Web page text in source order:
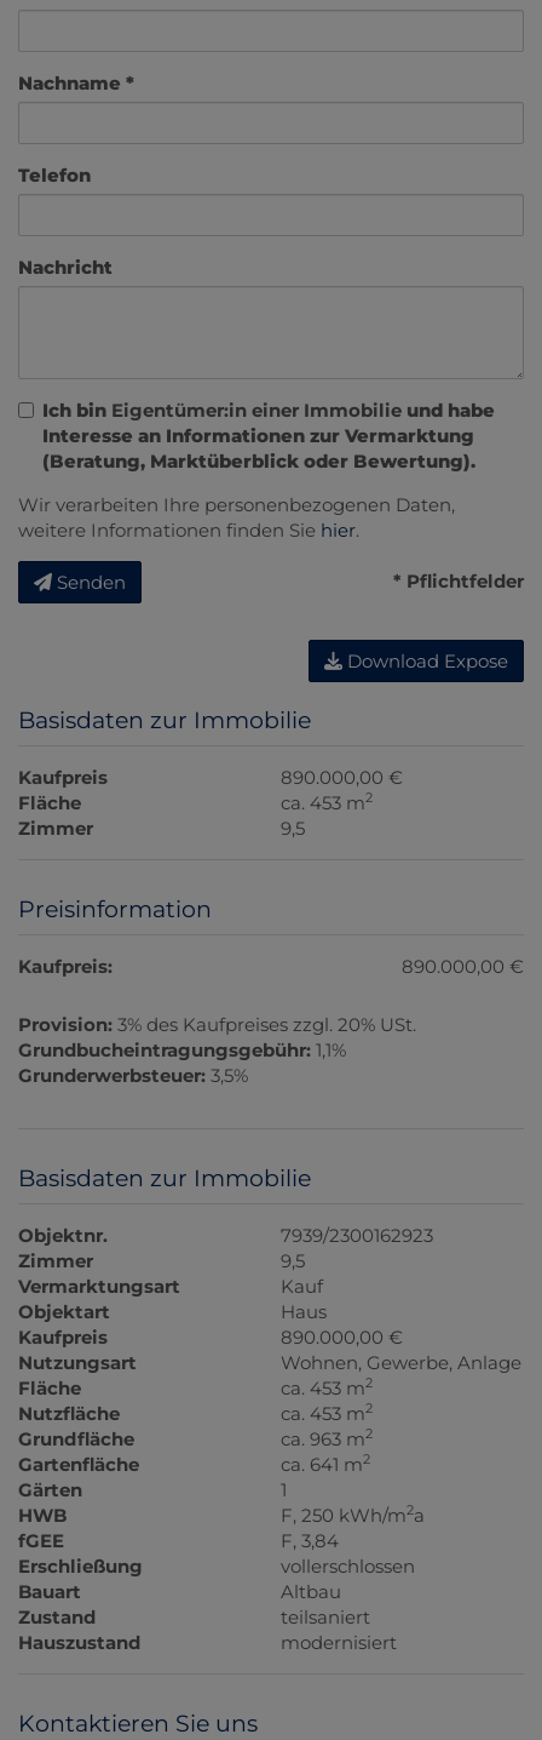
Nachname
Telefon
Nachricht
Ich bin Eigentümer:in einer Immobilie und habe
Interesse an Informationen zur Vermarktung
(Beratung, Marktüberblick oder Bewertung).
Wir verarbeiten Ihre personenbezogenen Daten,
weitere Informationen finden Sie hier.
Senden * Pflichtfelder
Download Expose
Basisdaten zur Immobilie
Kaufpreis
890.000,00 €
Fläche
ca. 453 m2
Zimmer 9,5
Preisinformation
Kaufpreis: 890.000,00 €
Provision: 3% des Kaufpreises zzgl. 20% USt.
Grundbucheintragungsgebühr: 1,1%
Grunderwerbsteuer: 3,5%
Basisdaten zur Immobilie
Objektnr.
7939/2300162923
Zimmer
9,5
Vermarktungsart
Kauf
Objektart
Haus
Kaufpreis
890.000,00 €
Nutzungsart
Wohnen Gewerbe Anlage
Fläche
ca. 453 m2
Nutzfläche ca. 453 m2
Grundfläche ca. 963 m2
Gartenfläche ca. 641 m2
Gärten
1
HWB
F, 250 kWh/m2a
fGEE
F, 3,84
Erschließung
vollerschlossen
Bauart
Altbau
Zustand
teilsaniert
Hauszustand
modernisiert
Kontaktieren Sie uns